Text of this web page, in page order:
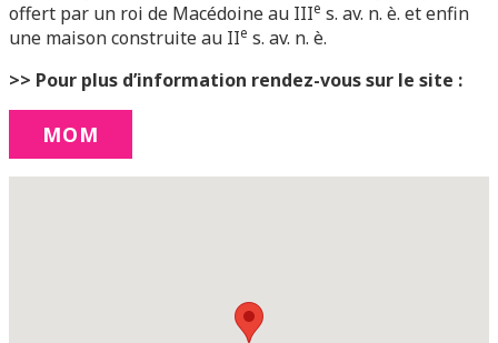
offert par un roi de Macédoine au IIIe s. av. n. è. et enfin
une maison construite au IIe s. av. n. è.
>> Pour plus d’information rendez-vous sur le site :
MOM